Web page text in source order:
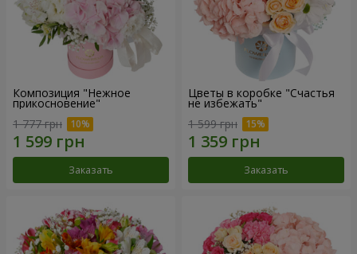
Композиция "Нежное
прикосновение"
1 777 грн
Заказать
Цветы в коробке "Счастья
не избежать"
1 599 грн
Заказать